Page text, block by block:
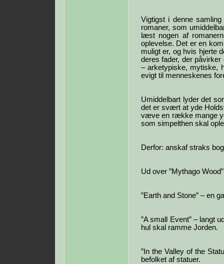
Vigtigst i denne
romaner, som
læst nogen af
oplevelse. Det er en
muligt er, og hvis hjerte
deres fader, der
– arketypiske, mytiske,
evigt til menneskenes
Umiddelbart lyder det
det er svært at yde
væve en række mange
som simpelthen skal
Derfor: anskaf straks
Ud over ”Mythago
”Earth and Stone” – en
”A small Event” – langt
hul skal ramme Jorden.
”In the Valley of the
befolket af statuer.